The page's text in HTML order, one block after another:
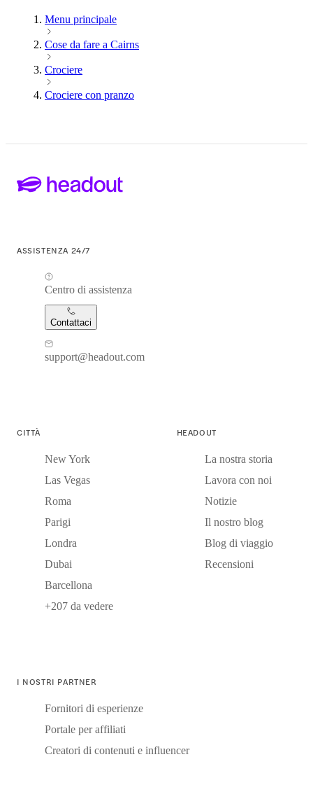
Menu principale
Cose da fare a Cairns
Crociere
Crociere con pranzo
ASSISTENZA 24/7
Centro di assistenza
Contattaci
support@headout.com
CITTÀ
New York
Las Vegas
Roma
Parigi
Londra
Dubai
Barcellona
+207 da vedere
HEADOUT
La nostra storia
Lavora con noi
Notizie
Il nostro blog
Blog di viaggio
Recensioni
I NOSTRI PARTNER
Fornitori di esperienze
Portale per affiliati
Creatori di contenuti e influencer